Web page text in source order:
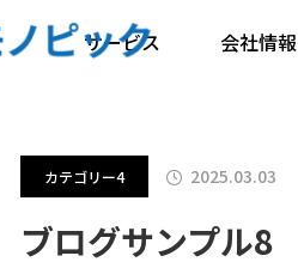
サービス 会社情報
ブログ カテゴリー1
カテゴリー4 2025.03.03
ブログサンプル8